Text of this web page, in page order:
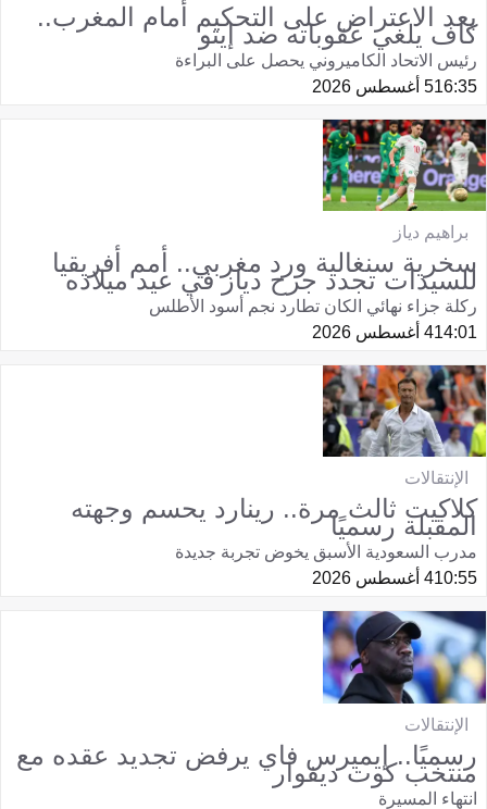
بعد الاعتراض على التحكيم أمام المغرب..
كاف يلغي عقوباته ضد إيتو
رئيس الاتحاد الكاميروني يحصل على البراءة
16:355 أغسطس 2026
براهيم دياز
سخرية سنغالية ورد مغربي.. أمم أفريقيا
للسيدات تجدد جرح دياز في عيد ميلاده
ركلة جزاء نهائي الكان تطارد نجم أسود الأطلس
14:014 أغسطس 2026
الإنتقالات
كلاكيت ثالث مرة.. رينارد يحسم وجهته
المقبلة رسميًا
مدرب السعودية الأسبق يخوض تجربة جديدة
10:554 أغسطس 2026
الإنتقالات
رسميًا.. إيميرس فاي يرفض تجديد عقده مع
منتخب كوت ديفوار
انتهاء المسيرة